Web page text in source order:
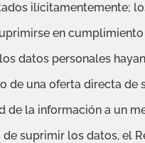
ilícitamentemente;
en
datos personales
de una oferta directa de
de la información a un
de suprimir los datos, el